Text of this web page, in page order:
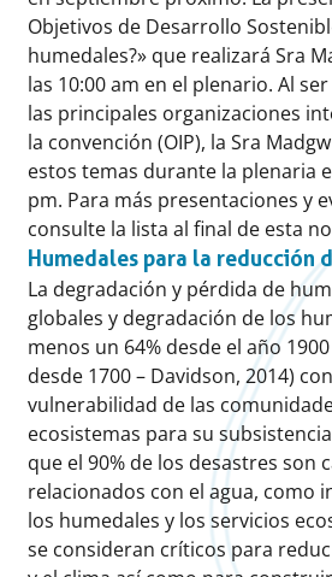
Objetivos de Desarrollo
humedales?» que realizará Sra
las 10:00 am en el plenario. Al
las principales organizaciones
la convención (OIP), la Sra
estos temas durante la plenaria
pm. Para más presentaciones y
consulte la lista al final de esta
Humedales para la reducción
La degradación y pérdida de
globales y degradación de los
menos un 64% desde el año
desde 1700 – Davidson, 2014)
vulnerabilidad de las
ecosistemas para su
que el 90% de los desastres son
relacionados con el agua, como
los humedales y los servicios
se consideran críticos para